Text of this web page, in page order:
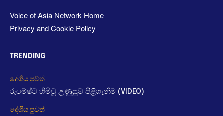
Voice of Asia Network Home
Privacy and Cookie Policy
TRENDING
දේශීය පුවත්
රුමේෂ්ට හිමිවූ උණුසුම් පිළිගැනීම (VIDEO)
දේශීය පුවත්